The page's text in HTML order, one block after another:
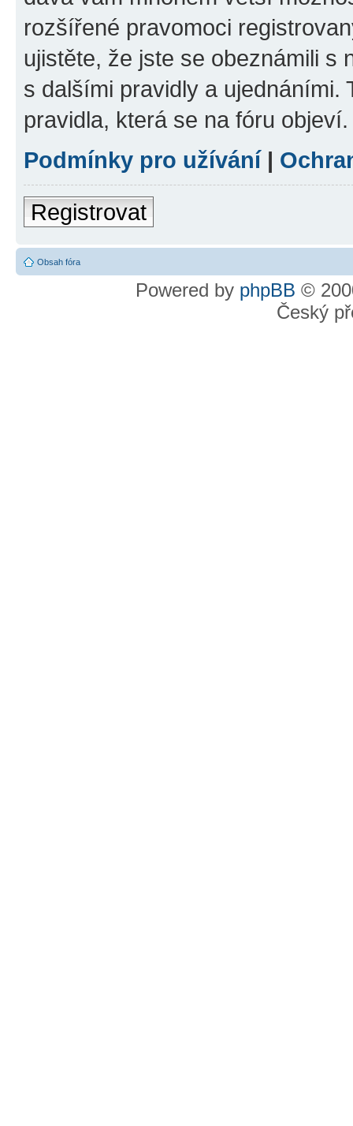
rozšířené pravomoci
ujistěte, že jste se obeznámili s
s dalšími pravidly a ujednáními.
pravidla, která se na fóru objeví.
Podmínky pro užívání|
Registrovat
Obsah fóra
Powered by phpBB ©
Český